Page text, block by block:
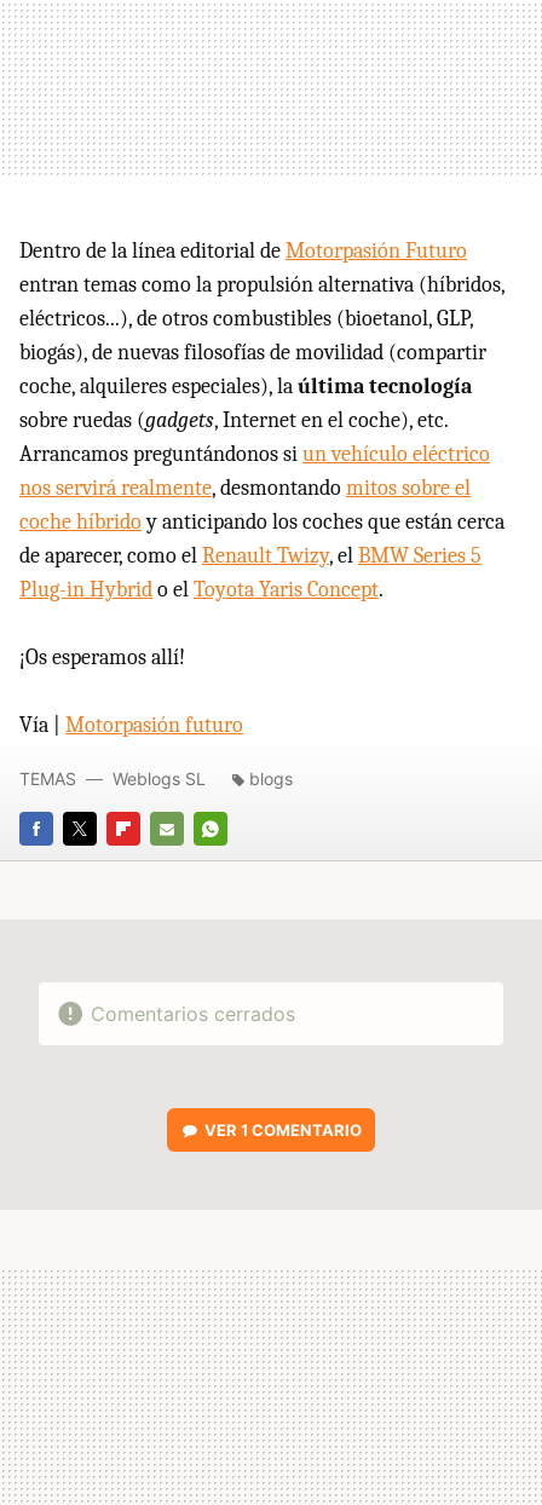
Dentro de la línea editorial deMotorpasión Futuro
entran temas como la propulsión alternativa (híbridos,
eléctricos...), de otros combustibles (bioetanol, GLP,
biogás), de nuevas filosofías de movilidad (compartir
coche, alquileres especiales), laúltima tecnología
sobre ruedas (gadgets, Internet en el coche), etc.
Arrancamos preguntándonos siun vehículo eléctrico
nos servirá realmente, desmontandomitos sobre el
coche híbridoy anticipando los coches que están cerca
de aparecer, como elRenault Twizy, elBMW Series 5
Plug-in Hybrido elToyota Yaris Concept.
¡Os esperamos allí!
Vía | Motorpasión futuro
FACEBOOK
TWITTERFLIPBOARD
E-
WHATSAPP
TEMAS Weblogs SL blogs
Comentarios cerrados
VER 1 COMENTARIO